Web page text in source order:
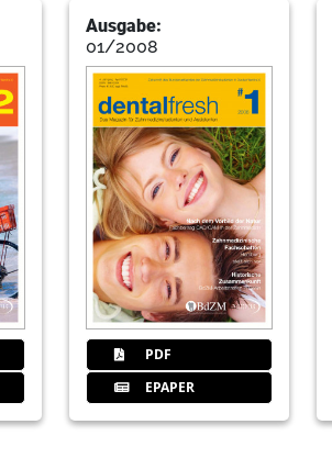
38Gewinnspiel
40Nchen
42Studententag
44
Ausgabe:
01/2008
PDF
EPAPER